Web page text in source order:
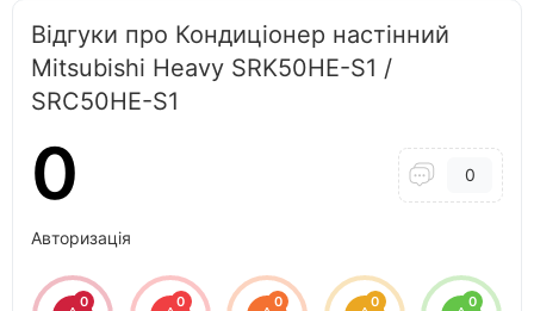
Відгуки про Кондиціонер настінний
Mitsubishi Heavy SRK50HE-S1 /
SRС50HE-S1
0 0
Авторизація
0 0 0 0 0